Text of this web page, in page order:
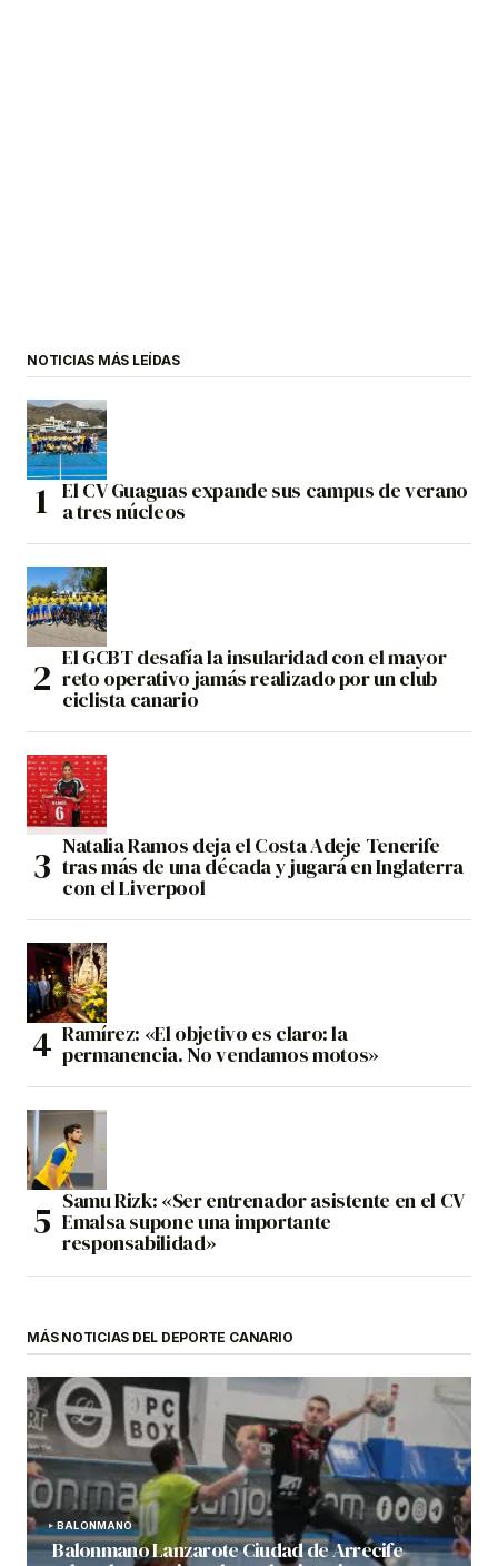
NOTICIAS MÁS LEÍDAS
El CV Guaguas expande sus campus de verano
a tres núcleos
El GCBT desafía la insularidad con el mayor
reto operativo jamás realizado por un club
ciclista canario
Natalia Ramos deja el Costa Adeje Tenerife
tras más de una década y jugará en Inglaterra
con el Liverpool
Ramírez: «El objetivo es claro: la
permanencia. No vendamos motos»
Samu Rizk: «Ser entrenador asistente en el CV
Emalsa supone una importante
responsabilidad»
MÁS NOTICIAS DEL DEPORTE CANARIO
BALONMANO
Balonmano Lanzarote Ciudad de Arrecife